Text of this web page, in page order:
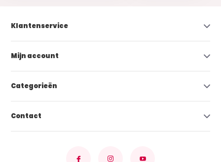
Klantenservice
Mijn account
Categorieën
Contact